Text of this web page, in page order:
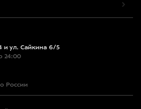
и ул. Сайкина 6/5
24:00
России